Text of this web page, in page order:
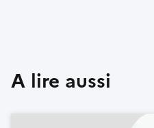
A lire aussi